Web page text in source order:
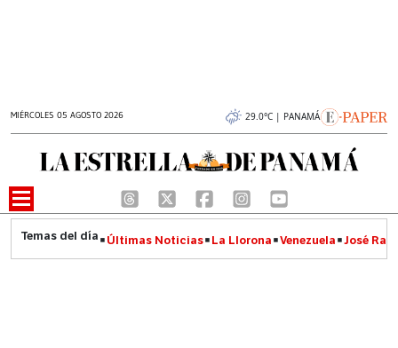
MIÉRCOLES 05 AGOSTO 2026 29.0°C | PANAMÁ
Últimas Noticias La Llorona Venezuela José